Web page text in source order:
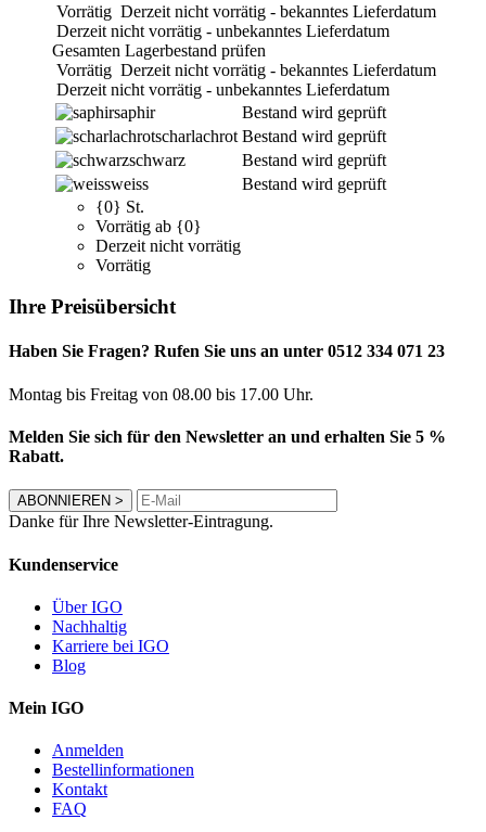
Vorrätig Derzeit nicht vorrätig - bekanntes Lieferdatum
Derzeit nicht vorrätig - unbekanntes Lieferdatum
Gesamten Lagerbestand prüfen
Vorrätig Derzeit nicht vorrätig - bekanntes Lieferdatum
Derzeit nicht vorrätig - unbekanntes Lieferdatum
saphir
Bestand wird geprüft
scharlachrot Bestand wird geprüft
schwarz
Bestand wird geprüft
weiss
Bestand wird geprüft
{0} St.
Vorrätig ab {0}
Derzeit nicht vorrätig
Vorrätig
Ihre Preisübersicht
Haben Sie Fragen? Rufen Sie uns an unter 0512 334 071 23
Montag bis Freitag von 08.00 bis 17.00 Uhr.
Melden Sie sich für den Newsletter an und erhalten Sie 5 %
Rabatt.
ABONNIEREN >
Danke für Ihre Newsletter-Eintragung.
Kundenservice
Über IGO
Nachhaltig
Karriere bei IGO
Blog
Mein IGO
Anmelden
Bestellinformationen
Kontakt
FAQ